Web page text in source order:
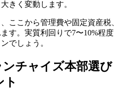
きく変動します。
ここから管理費や固定資産税、
す。実質利回りで7〜10%程度
でしょう。
チャイズ本部選び
ト